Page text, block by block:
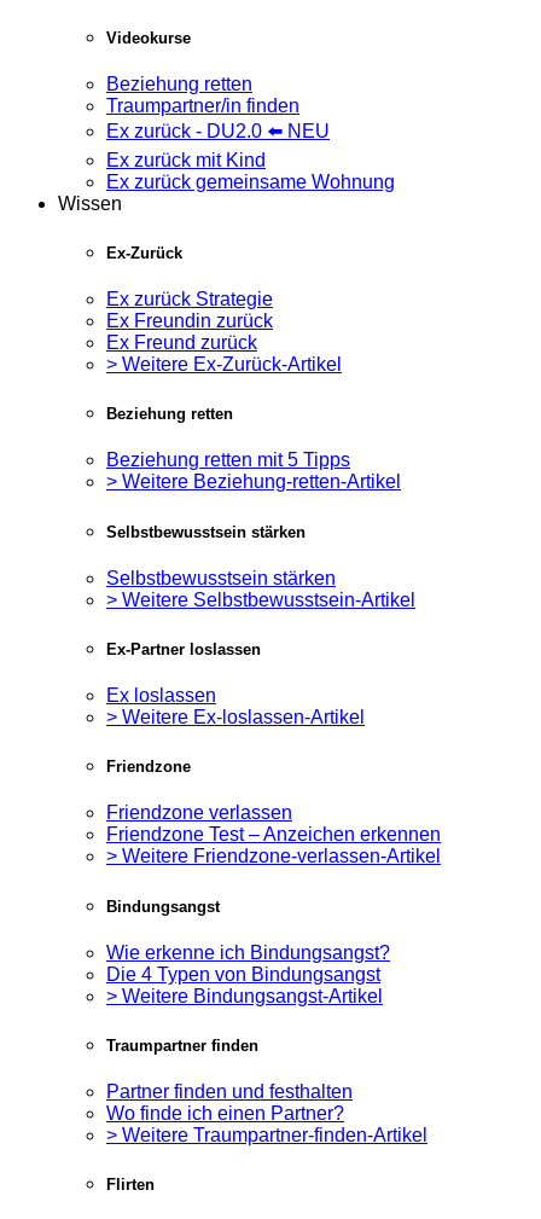
Videokurse
Beziehung retten
Traumpartner/in finden
Ex zurück - DU2.0 ⬅️ NEU
Ex zurück mit Kind
Ex zurück gemeinsame Wohnung
Wissen
Ex-Zurück
Ex zurück Strategie
Ex Freundin zurück
Ex Freund zurück
> Weitere Ex-Zurück-Artikel
Beziehung retten
Beziehung retten mit 5 Tipps
> Weitere Beziehung-retten-Artikel
Selbstbewusstsein stärken
Selbstbewusstsein stärken
> Weitere Selbstbewusstsein-Artikel
Ex-Partner loslassen
Ex loslassen
> Weitere Ex-loslassen-Artikel
Friendzone
Friendzone verlassen
Friendzone Test – Anzeichen erkennen
> Weitere Friendzone-verlassen-Artikel
Bindungsangst
Wie erkenne ich Bindungsangst?
Die 4 Typen von Bindungsangst
> Weitere Bindungsangst-Artikel
Traumpartner finden
Partner finden und festhalten
Wo finde ich einen Partner?
> Weitere Traumpartner-finden-Artikel
Flirten